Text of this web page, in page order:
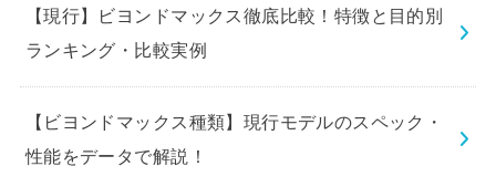
【現行】ビヨンドマックス徹底比較！特徴と目的別
ランキング・比較実例
【ビヨンドマックス種類】現行モデルのスペック・
性能をデータで解説！